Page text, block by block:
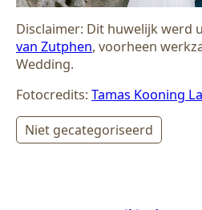
Disclaimer: Dit huwelijk werd
van Zutphen, voorheen
Wedding.
Fotocredits: Tamas Kooning
Niet gecategoriseerd